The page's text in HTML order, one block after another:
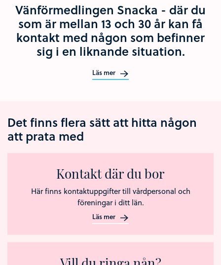
Vänförmedlingen Snacka - där du
som är mellan 13 och 30 år kan få
kontakt med någon som befinner
sig i en liknande situation.
Läs mer
Det finns flera sätt att hitta någon
att prata med
Kontakt där du bor
Här finns kontaktuppgifter till vårdpersonal och
föreningar i ditt län.
Läs mer